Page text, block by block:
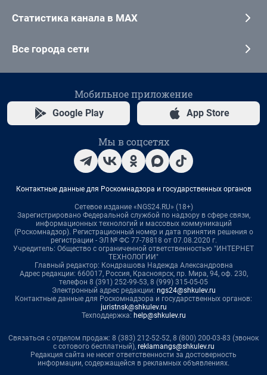
Статистика канала в MAX
Все города сети
Мобильное приложение
Google Play App Store
Мы в соцсетях
Контактные данные для Роскомнадзора и государственных органов
Сетевое издание «NGS24.RU» (18+)
Зарегистрировано Федеральной службой по надзору в сфере связи,
информационных технологий и массовых коммуникаций
(Роскомнадзор). Регистрационный номер и дата принятия решения о
регистрации - ЭЛ № ФС 77-78818 от 07.08.2020 г.
Учредитель: Общество с ограниченной ответственностью "ИНТЕРНЕТ
ТЕХНОЛОГИИ"
Главный редактор: Кондрашова Надежда Александровна
Адрес редакции: 660017, Россия, Красноярск, пр. Мира, 94, оф. 230,
телефон 8 (391) 252-99-53, 8 (999) 315-05-05
Электронный адрес редакции: ngs24@shkulev.ru
Контактные данные для Роскомнадзора и государственных органов:
juristnsk@shkulev.ru
Техподдержка: help@shkulev.ru
Связаться с отделом продаж: 8 (383) 212-52-52, 8 (800) 200-03-83 (звонок
с сотового бесплатный), reklamangs@shkulev.ru
Редакция сайта не несет ответственности за достоверность
информации, содержащейся в рекламных объявлениях.